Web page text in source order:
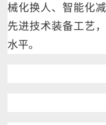
械化换人、智能化
先进技术装备工艺
水平。